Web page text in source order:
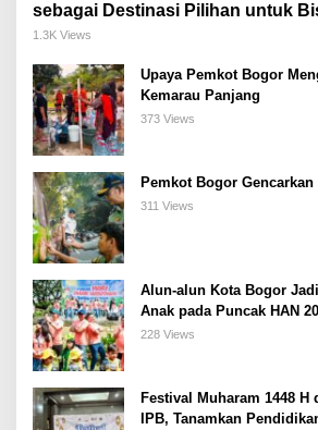
sebagai Destinasi Pilihan untuk
Meeting, dan Kuliner di Jakarta
1.3K Views
Upaya Pemkot Bogor
Kemarau Panjang
373 Views
Pemkot Bogor
311 Views
Alun-alun Kota Bogor
Anak pada Puncak HAN
228 Views
Festival Muharam 1448
IPB, Tanamkan